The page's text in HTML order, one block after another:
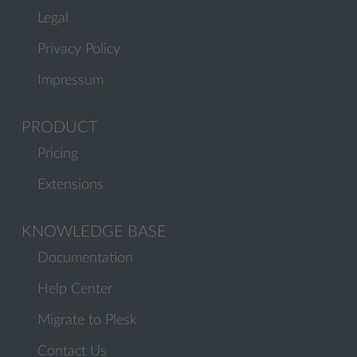
Legal
Privacy Policy
Impressum
PRODUCT
Pricing
Extensions
KNOWLEDGE BASE
Documentation
Help Center
Migrate to Plesk
Contact Us